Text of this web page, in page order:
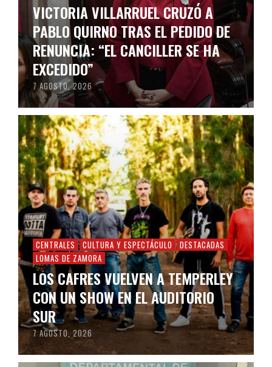
VICTORIA VILLARRUEL CRUZÓ A
PABLO QUIRNO TRAS EL PEDIDO DE
RENUNCIA: “EL CANCILLER SE HA
EXCEDIDO”
7 AGOSTO, 2026
CENTRALES CULTURA Y ESPECTÁCULO
DESTACADAS
LOMAS DE ZAMORA
LOS CAFRES VUELVEN A TEMPERLEY
CON UN SHOW EN EL AUDITORIO
SUR
7 AGOSTO, 2026